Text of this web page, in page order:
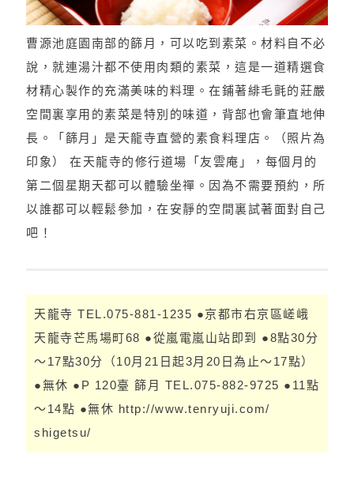
曹源池庭園南部的篩月，可以吃到素菜。材料自不必
說，就連湯汁都不使用肉類的素菜，這是一道精選食
材精心製作的充滿美味的料理。在鋪著緋毛氈的莊嚴
空間裏享用的素菜是特別的味道，背部也會筆直地伸
長。「篩月」是天龍寺直營的素食料理店。（照片為
印象） 在天龍寺的修行道場「友雲庵」，每個月的
第二個星期天都可以體驗坐禪。因為不需要預約，所
以誰都可以輕鬆參加，在安靜的空間裏試著面對自己
吧！
天龍寺 TEL.075-881-1235 ●京都市右京區嵯峨
天龍寺芒馬場町68 ●從嵐電嵐山站即到 ●8點30分
～17點30分（10月21日起3月20日為止～17點）
●無休 ●P 120臺 篩月 TEL.075-882-9725 ●11點
～14點 ●無休 http://www.tenryuji.com/
shigetsu/